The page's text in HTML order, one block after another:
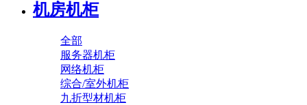
机房机柜
全部
服务器机柜
网络机柜
综合/室外机柜
九折型材机柜